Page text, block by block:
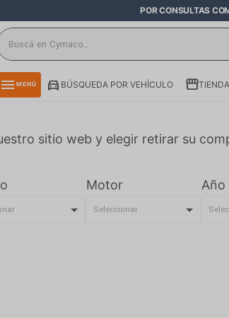
POR CONSULTAS
menu MENÚ BÚSQUEDA POR VEHÍCULO
sitio web y elegir retirar su
Motor Año